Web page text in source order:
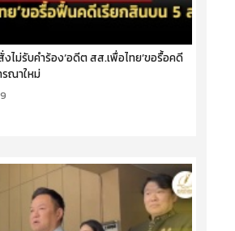
ไม่รับคำร้อง‘อดีต สส.เพื่อไทย’ขอรื้อคดี
รณาใหม่